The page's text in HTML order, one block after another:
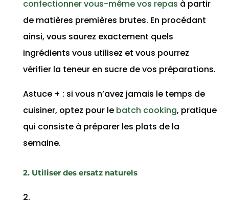
confectionner vous-même vos repas à partir
de matières premières brutes. En procédant
ainsi, vous saurez exactement quels
ingrédients vous utilisez et vous pourrez
vérifier la teneur en sucre de vos préparations.
Astuce + : si vous n’avez jamais le temps de
cuisiner, optez pour lebatch cooking, pratique
qui consiste à préparer les plats de la
semaine.
2. Utiliser des ersatz naturels